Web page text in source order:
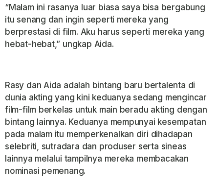
“Malam ini rasanya luar biasa saya bisa bergabung
itu senang dan ingin seperti mereka yang
berprestasi di film. Aku harus seperti mereka yang
hebat-hebat,” ungkap Aida.
Rasy dan Aida adalah bintang baru bertalenta di
dunia akting yang kini keduanya sedang mengincar
film-film berkelas untuk main beradu akting dengan
bintang lainnya. Keduanya mempunyai kesempatan
pada malam itu memperkenalkan diri dihadapan
selebriti, sutradara dan produser serta sineas
lainnya melalui tampilnya mereka membacakan
nominasi pemenang.